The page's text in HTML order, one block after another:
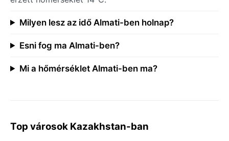
Milyen lesz az idő Almati-ben holnap?
Esni fog ma Almati-ben?
Mi a hőmérséklet Almati-ben ma?
Top városok Kazakhstan-ban